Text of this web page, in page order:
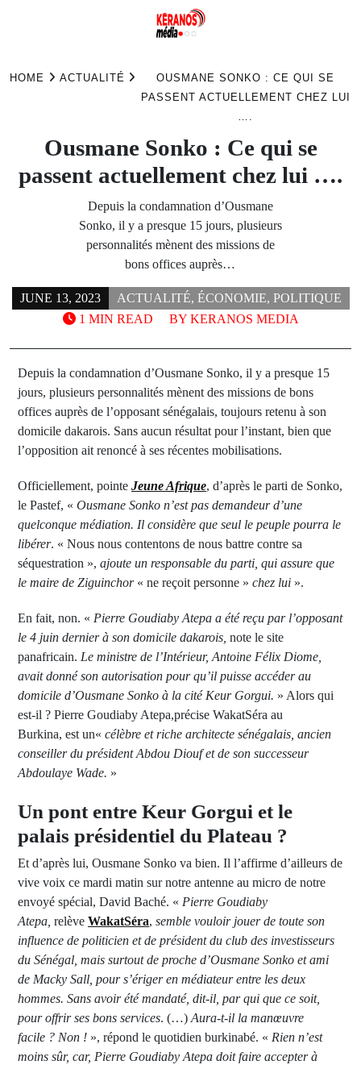
HOME ACTUALITÉ
OUSMANE SONKO : CE QUI SE
PASSENT ACTUELLEMENT CHEZ LUI
….
Ousmane Sonko : Ce qui se
passent actuellement chez lui ….
Depuis la condamnation d’Ousmane
Sonko, il y a presque 15 jours, plusieurs
personnalités mènent des missions de
bons offices auprès…
JUNE 13, 2023 ACTUALITÉ, ÉCONOMIE, POLITIQUE
BY KERANOS MEDIA
1 MIN READ
Depuis la condamnation d’Ousmane Sonko, il y a presque 15
jours, plusieurs personnalités mènent des missions de bons
offices auprès de l’opposant sénégalais, toujours retenu à son
domicile dakarois. Sans aucun résultat pour l’instant, bien que
l’opposition ait renoncé à ses récentes mobilisations.
Officiellement, pointe Jeune Afrique, d’après le parti de Sonko,
le Pastef, « Ousmane Sonko n’est pas demandeur d’une
quelconque médiation. Il considère que seul le peuple pourra le
libérer. « Nous nous contentons de nous battre contre sa
séquestration », ajoute un responsable du parti, qui assure que
le maire de Ziguinchor« ne reçoit personne » chez lui ».
En fait, non. « Pierre Goudiaby Atepa a été reçu par l’opposant
le 4 juin dernier à son domicile dakarois, note le site
panafricain. Le ministre de l’Intérieur, Antoine Félix Diome,
avait donné son autorisation pour qu’il puisse accéder au
domicile d’Ousmane Sonko à la cité Keur Gorgui. » Alors qui
est-il ? Pierre Goudiaby Atepa,précise WakatSéra au
Burkina, est un« célèbre et riche architecte sénégalais, ancien
conseiller du président Abdou Diouf et de son successeur
Abdoulaye Wade. »
Un pont entre Keur Gorgui et le
palais présidentiel du Plateau ?
Et d’après lui, Ousmane Sonko va bien. Il l’affirme d’ailleurs de
vive voix ce mardi matin sur notre antenne au micro de notre
envoyé spécial, David Baché. « Pierre Goudiaby
Atepa, relève WakatSéra, semble vouloir jouer de toute son
influence de politicien et de président du club des investisseurs
du Sénégal, mais surtout de proche d’Ousmane Sonko et ami
de Macky Sall, pour s’ériger en médiateur entre les deux
hommes. Sans avoir été mandaté, dit-il, par qui que ce soit,
pour offrir ses bons services. (…) Aura-t-il la manœuvre
facile ? Non ! », répond le quotidien burkinabé. « Rien n’est
moins sûr, car, Pierre Goudiaby Atepa doit faire accepter à